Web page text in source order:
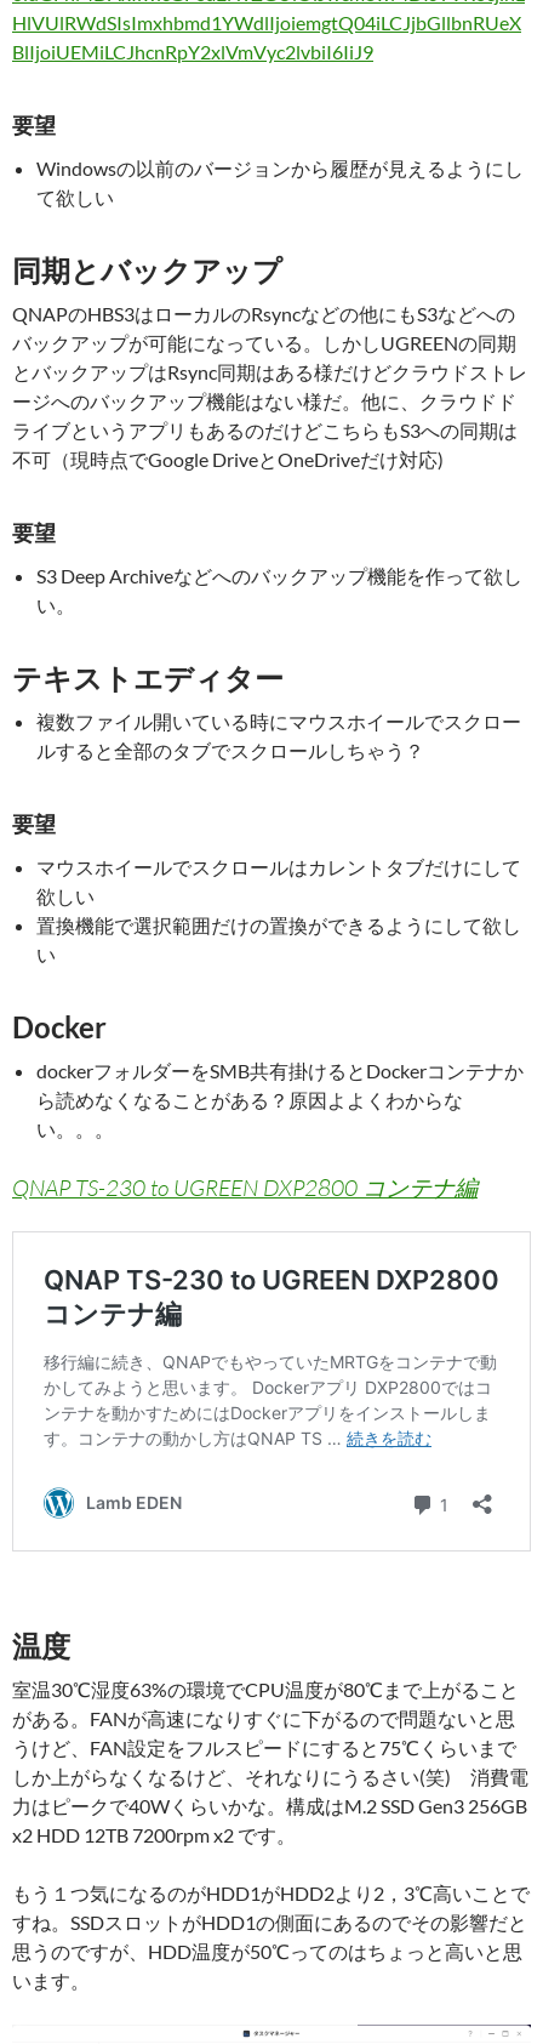
HlVUlRWdSIsImxhbmd1YWdlIjoiemgtQ04iLCJjbGllbnRUeX
BlIjoiUEMiLCJhcnRpY2xlVmVyc2lvbiI6IiJ9
要望
Windowsの以前のバージョンから履歴が見えるようにし
て欲しい
同期とバックアップ
QNAPのHBS3はローカルのRsyncなどの他にもS3などへの
バックアップが可能になっている。しかしUGREENの同期
とバックアップはRsync同期はある様だけどクラウドストレ
ージへのバックアップ機能はない様だ。他に、クラウドド
ライブというアプリもあるのだけどこちらもS3への同期は
不可（現時点でGoogle DriveとOneDriveだけ対応)
要望
S3 Deep Archiveなどへのバックアップ機能を作って欲し
い。
テキストエディター
複数ファイル開いている時にマウスホイールでスクロー
ルすると全部のタブでスクロールしちゃう？
要望
マウスホイールでスクロールはカレントタブだけにして
欲しい
置換機能で選択範囲だけの置換ができるようにして欲し
い
Docker
dockerフォルダーをSMB共有掛けるとDockerコンテナか
ら読めなくなることがある？原因よよくわからな
い。。。
QNAP TS-230 to UGREEN DXP2800 コンテナ編
温度
室温30℃湿度63%の環境でCPU温度が80℃まで上がること
がある。FANが高速になりすぐに下がるので問題ないと思
うけど、FAN設定をフルスピードにすると75℃くらいまで
しか上がらなくなるけど、それなりにうるさい(笑) 消費電
力はピークで40Wくらいかな。構成はM.2 SSD Gen3 256GB
x2 HDD 12TB 7200rpm x2 です。
もう１つ気になるのがHDD1がHDD2より2，3℃高いことで
すね。SSDスロットがHDD1の側面にあるのでその影響だと
思うのですが、HDD温度が50℃ってのはちょっと高いと思
います。